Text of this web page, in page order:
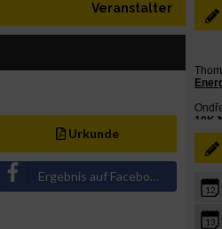
Veranstalter
Urkunde
Ergebnis auf Facebook teilen
12
13